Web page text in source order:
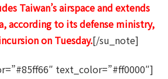
Taiwan’s airspace and extends
according to its defense ministry,
on Tuesday.[/su_note]
text_color=”#ff0000″]